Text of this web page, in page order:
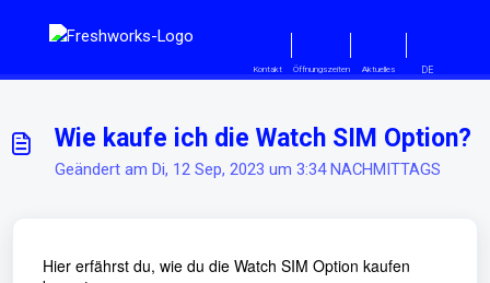
Kontakt Öffnungszeiten Aktuelles DE
Wie kaufe ich die Watch SIM Option?
Geändert am Di, 12 Sep, 2023 um 3:34 NACHMITTAGS
Hier erfährst du, wie du die Watch SIM Option kaufen